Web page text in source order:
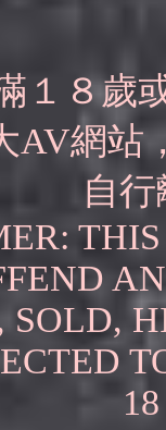
１８歲
AV網站
自
SOLD,